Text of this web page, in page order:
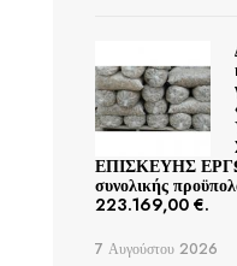
ΕΠΙΣΚΕΥΗΣ
συνολικής
223.169,00 €.
7 Αυγούστου 2026